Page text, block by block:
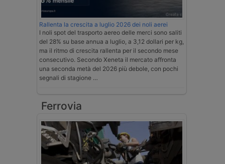
Rallenta la crescita a luglio 2026 dei noli aerei
I noli spot del trasporto aereo delle merci sono saliti
del 28% su base annua a luglio, a 3,12 dollari per kg,
ma il ritmo di crescita rallenta per il secondo mese
consecutivo. Secondo Xeneta il mercato affronta
una seconda metà del 2026 più debole, con pochi
segnali di stagione …
Ferrovia